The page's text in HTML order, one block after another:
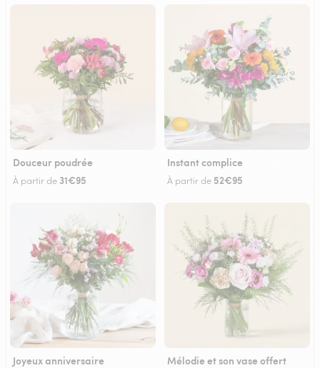
Douceur poudrée
À partir de 31€95
Instant complice
À partir de 52€95
Joyeux anniversaire Mélodie et son vase offert